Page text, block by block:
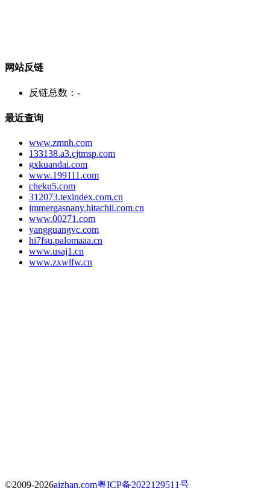
网站反链
反链总数： -
最近查询
www.zmnh.com
133138.a3.cjtmsp.com
gxkuandai.com
www.199111.com
cheku5.com
312073.texindex.com.cn
immergasnany.hitachii.com.cn
www.00271.com
yangguangvc.com
hi7fsu.palomaaa.cn
www.usaj1.cn
www.zxwlfw.cn
©2009-2026aizhan.com粤ICP备2022129511号